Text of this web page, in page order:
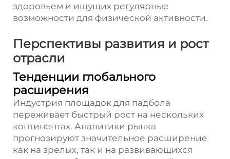
здоровьем и ищущих регулярные
возможности для физической активности.
Перспективы развития и рост
отрасли
Тенденции глобального
расширения
Индустрия площадок для падбола
переживает быстрый рост на нескольких
континентах. Аналитики рынка
прогнозируют значительное расширение
как на зрелых, так и на развивающихся